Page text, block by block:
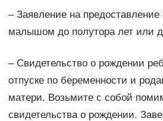
– Заявление на предоставление
малышом до полутора лет или
– Свидетельство о рождении
отпуске по беременности и
матери. Возьмите с собой
свидетельства о рождении.